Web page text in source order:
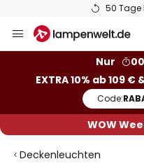
50 Tage
Inhalt
Nur
EXTRA 10% ab 109 €
Code:
WOW
Deckenleuchten